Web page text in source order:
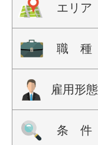
エリア
職 種
雇用形態
条 件